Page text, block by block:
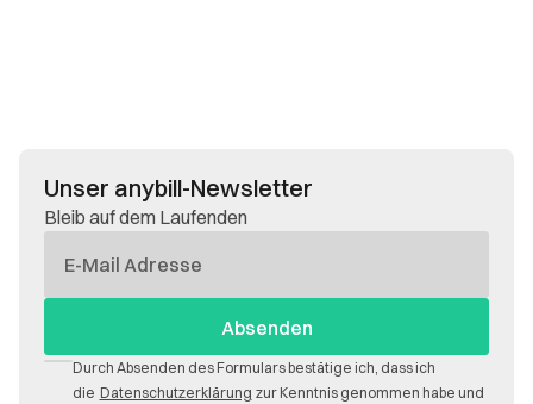
Unser anybill-Newsletter
Bleib auf dem Laufenden
Mail
Durch Absenden des Formulars bestätige ich, dass ich
die Datenschutzerklärung zur Kenntnis genommen habe und